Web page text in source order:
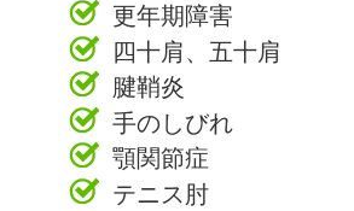
更年期障害
四十肩、五十肩
腱鞘炎
手のしびれ
顎関節症
テニス肘